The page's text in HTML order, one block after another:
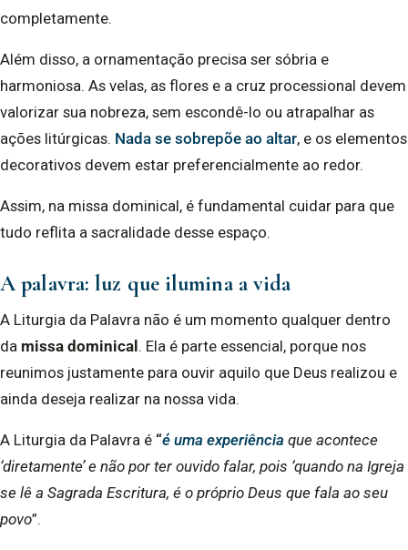
completamente.
Além disso, a ornamentação precisa ser sóbria e
harmoniosa. As velas, as flores e a cruz processional devem
valorizar sua nobreza, sem escondê-lo ou atrapalhar as
ações litúrgicas. Nada se sobrepõe ao altar, e os elementos
decorativos devem estar preferencialmente ao redor.
Assim, na missa dominical, é fundamental cuidar para que
tudo reflita a sacralidade desse espaço.
A palavra: luz que ilumina a vida
A Liturgia da Palavra não é um momento qualquer dentro
da missa dominical. Ela é parte essencial, porque nos
reunimos justamente para ouvir aquilo que Deus realizou e
ainda deseja realizar na nossa vida.
A Liturgia da Palavra é “é uma experiência que acontece
‘diretamente’ e não por ter ouvido falar, pois ‘quando na Igreja
se lê a Sagrada Escritura, é o próprio Deus que fala ao seu
povo”.